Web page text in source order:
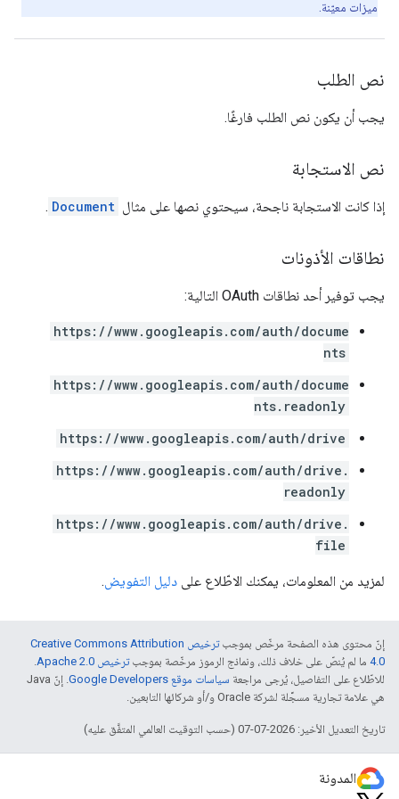
ميزات معيّنة.
نص الطلب
يجب أن يكون نص الطلب فارغًا.
نص الاستجابة
إذا كانت الاستجابة ناجحة، سيحتوي نصها على مثال Document
.
نطاقات الأذونات
يجب توفير أحد نطاقات OAuth التالية:
https://www.googleapis.com/auth/docume
nts
https://www.googleapis.com/auth/docume
nts.readonly
https://www.googleapis.com/auth/drive
https://www.googleapis.com/auth/drive.
readonly
https://www.googleapis.com/auth/drive.
file
لمزيد من المعلومات، يمكنك الاطّلاع على دليل التفويض.
إنّ محتوى هذه الصفحة مرخّص بموجب
ترخيص Creative Commons Attribution
4.0‏ ما لم يُنصّ على خلاف ذلك، ونماذج الرموز مرخّصة بموجبترخيص Apache 2.0‏
.
للاطّلاع على التفاصيل، يُرجى مراجعة سياسات موقع Google Developers‏
. إنّ Java
هي علامة تجارية مسجَّلة لشركة Oracle و/أو شركائها التابعين.
تاريخ التعديل الأخير: 2026-07-07 (حسب التوقيت العالمي المتفَّق عليه)
المدونة